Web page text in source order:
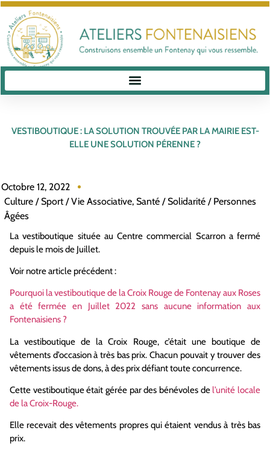
VESTIBOUTIQUE : LA SOLUTION TROUVÉE PAR LA MAIRIE EST-
ELLE UNE SOLUTION PÉRENNE ?
Octobre 12, 2022
Culture / Sport / Vie Associative, Santé / Solidarité / Personnes
Âgées
La vestiboutique située au Centre commercial Scarron a fermé
depuis le mois de Juillet.
Voir notre article précédent :
Pourquoi la vestiboutique de la Croix Rouge de Fontenay aux Roses
a été fermée en Juillet 2022 sans aucune information aux
Fontenaisiens ?
La vestiboutique de la Croix Rouge, c’était une boutique de
vêtements d’occasion à très bas prix. Chacun pouvait y trouver des
vêtements issus de dons, à des prix défiant toute concurrence.
Cette vestiboutique était gérée par des bénévoles de l’unité locale
de la Croix-Rouge.
Elle recevait des vêtements propres qui étaient vendus à très bas
prix.